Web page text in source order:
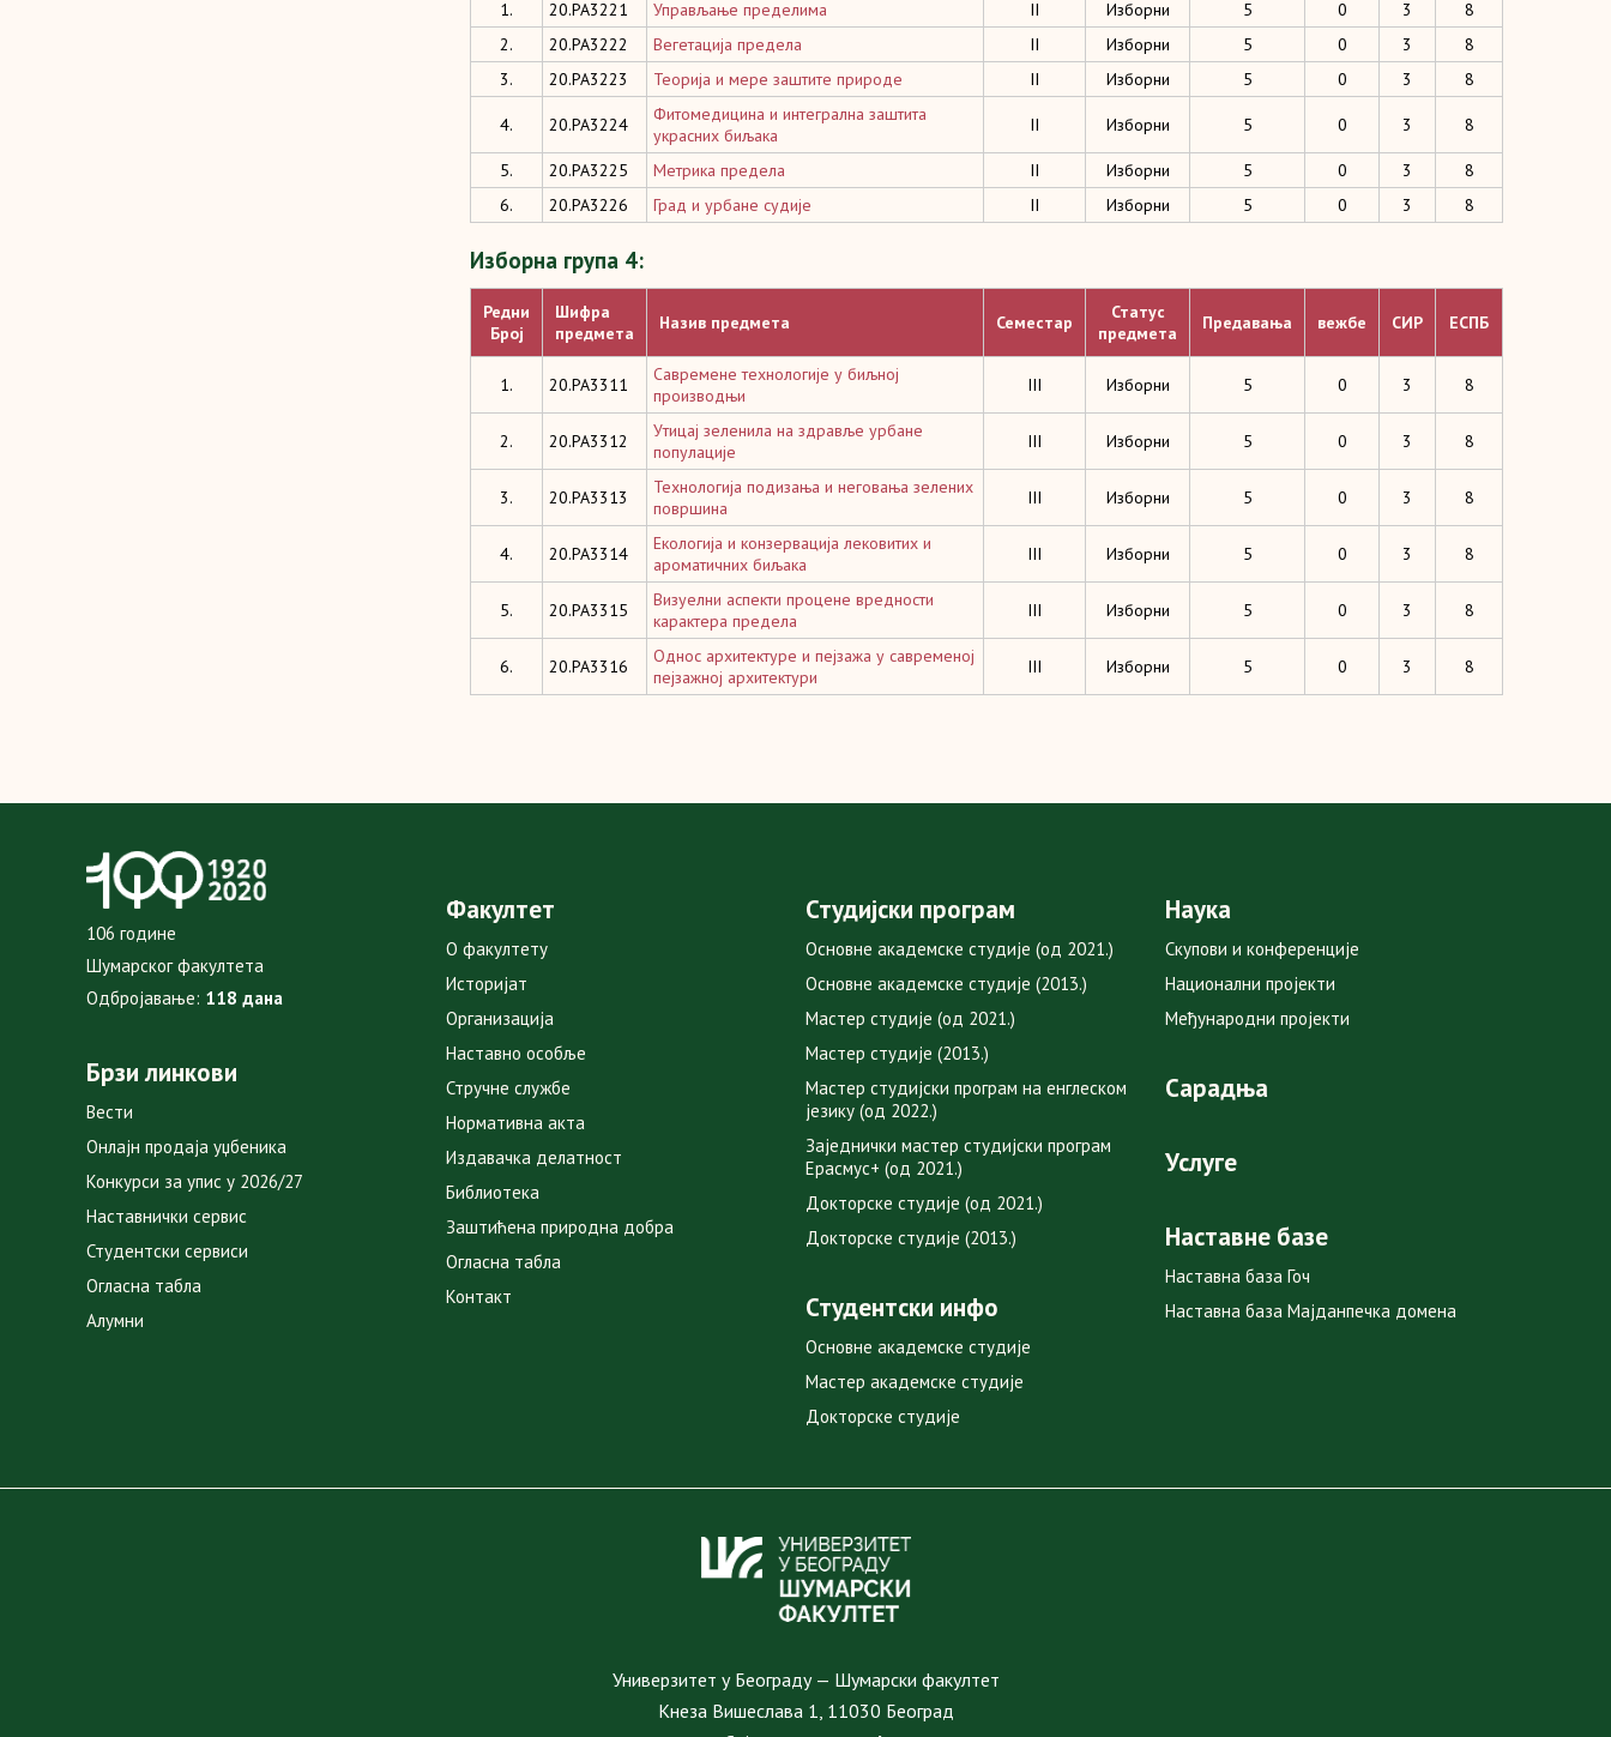
1. 20.PA3221 Управљање пределима II Изборни 5 0 3
8
2.
20.PA3222 Вегетација предела II Изборни 5 0 3
8
3.
20.PA3223 Теорија и мере заштите природе II Изборни 5 0 3 8
4. 20.PA3224
Фитомедицина и интегрална заштита
украсних биљака
II Изборни 5 0 3 8
5. 20.PA3225 Метрика предела II Изборни 5 0 3
8
6.
20.PA3226 Град и урбане судије II Изборни 5 0 3 8
Изборна група 4:
Редни
Број
Шифра
предмета
Назив предмета Семестар
Статус
предмета
Предавања вежбе СИР ЕСПБ
1. 20.PA3311
Савремене технологије у биљној
производњи
III Изборни 5 0 3 8
2. 20.PA3312
Утицај зеленила на здравље урбане
популације
III Изборни 5 0 3 8
3. 20.PA3313
Технологија подизања и неговања зелених
површина
III Изборни 5 0 3 8
4. 20.PA3314
Екологија и конзервација лековитих и
ароматичних биљака
III Изборни 5 0 3 8
5. 20.PA3315
Визуелни аспекти процене вредности
карактера предела
III Изборни 5 0 3 8
6. 20.PA3316
Однос архитектуре и пејзажа у савременој
пејзажној архитектури
III Изборни 5 0 3 8
106 године
Шумарског факултета
Одбројавање: 118 дана
Брзи линкови
Вести
Онлајн продаја уџбеника
Конкурси за упис у 2026/27
Наставнички сервис
Студентски сервиси
Огласна табла
Алумни
Факултет
О факултету
Историјат
Организација
Наставно особље
Стручне службе
Нормативна акта
Издавачка делатност
Библиотека
Заштићена природна добра
Огласна табла
Контакт
Студијски програм
Основне академске студије (од 2021.)
Основне академске студије (2013.)
Мастер студије (од 2021.)
Мастер студије (2013.)
Мастер студијски програм на енглеском
језику (од 2022.)
Заједнички мастер студијски програм
Ерасмус+ (од 2021.)
Докторске студије (од 2021.)
Докторске студије (2013.)
Студентски инфо
Основне академске студије
Мастер академске студије
Докторске студије
Наука
Скупови и конференције
Национални пројекти
Међународни пројекти
Сарадња
Услуге
Наставне базе
Наставна база Гоч
Наставна база Мајданпечка домена
Универзитет у Београду — Шумарски факултет
Кнеза Вишеслава 1, 11030 Београд